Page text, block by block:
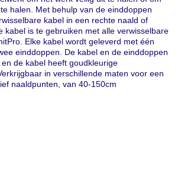
halen. Met behulp van de einddoppen
kabel in een rechte naald of
kabel is te gebruiken met alle verwisselbare
Elke kabel wordt geleverd met één
einddoppen. De kabel en de einddoppen
de kabel heeft goudkleurige
in verschillende maten voor een
naaldpunten, van 40-150cm